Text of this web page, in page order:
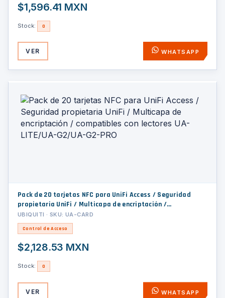
$1,596.41 MXN
Stock: 0
VER WHATSAPP
Pack de 20 tarjetas NFC para UniFi Access / Seguridad
propietaria UniFi / Multicapa de encriptación /
compatibles con lectores UA-LITE/UA-G2/UA-G2-PRO
UBIQUITI · SKU: UA-CARD
Control de Acceso
$2,128.53 MXN
Stock: 0
VER WHATSAPP